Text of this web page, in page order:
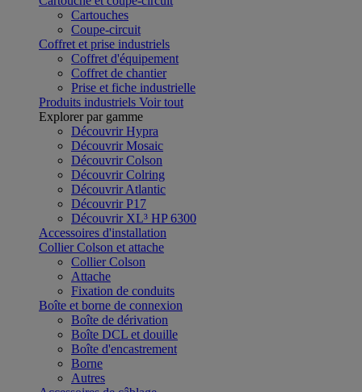
Cartouches
Coupe-circuit
Coffret et prise industriels
Coffret d'équipement
Coffret de chantier
Prise et fiche industrielle
Produits industriels Voir tout
Explorer par gamme
Découvrir Hypra
Découvrir Mosaic
Découvrir Colson
Découvrir Colring
Découvrir Atlantic
Découvrir P17
Découvrir XL³ HP 6300
Accessoires d'installation
Collier Colson et attache
Collier Colson
Attache
Fixation de conduits
Boîte et borne de connexion
Boîte de dérivation
Boîte DCL et douille
Boîte d'encastrement
Borne
Autres